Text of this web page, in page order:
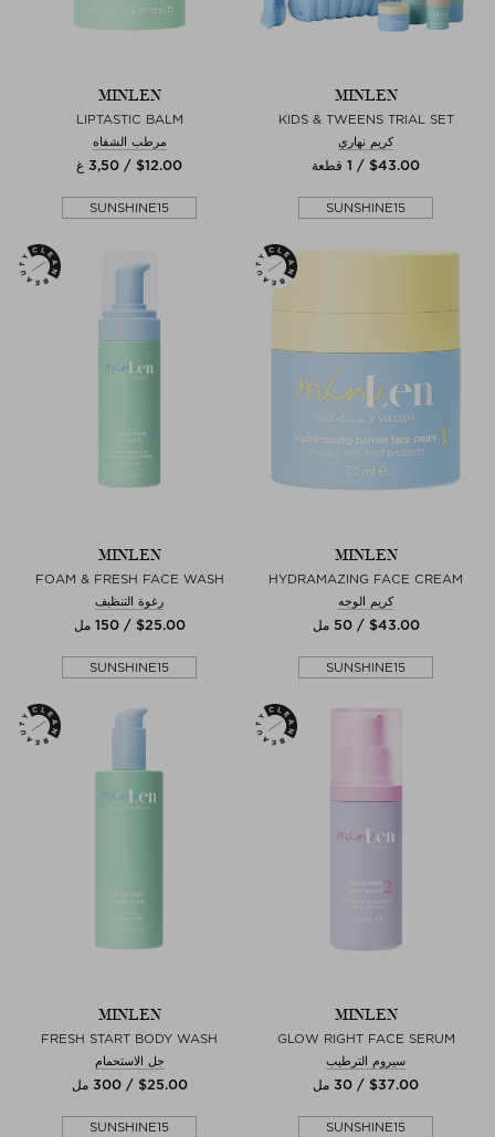
MINLEN
KIDS & TWEENS TRIAL SET
كريم نهاري
$‌43.00 / 1 قطعة
SUNSHINE15
MINLEN
LIPTASTIC BALM
مرطب الشفاه
$‌12.00 / 3,50 غ
SUNSHINE15
MINLEN
HYDRAMAZING FACE CREAM
كريم الوجه
$‌43.00 / 50 مل
SUNSHINE15
MINLEN
FOAM & FRESH FACE WASH
رغوة التنظيف
$‌25.00 / 150 مل
SUNSHINE15
MINLEN
GLOW RIGHT FACE SERUM
سيروم الترطيب
$‌37.00 / 30 مل
SUNSHINE15
MINLEN
FRESH START BODY WASH
جل الاستحمام
$‌25.00 / 300 مل
SUNSHINE15